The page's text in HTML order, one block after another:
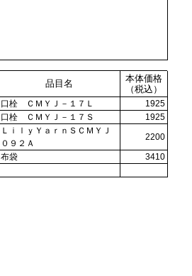
品目名
本体価格
（税込）
口栓 ＣＭＹＪ－１７Ｌ
1925
口栓 ＣＭＹＪ－１７Ｓ
1925
ＬｉｌｙＹａｒｎＳＣＭＹＪ
０９２Ａ
2200
布袋
3410